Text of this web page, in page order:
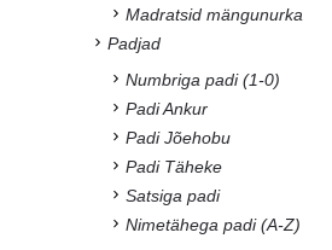
Madratsid mängunurka
Padjad
Numbriga padi (1-0)
Padi Ankur
Padi Jõehobu
Padi Täheke
Satsiga padi
Nimetähega padi (A-Z)